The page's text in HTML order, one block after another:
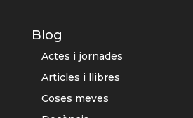
Blog
Actes i jornades
Articles i llibres
Coses meves